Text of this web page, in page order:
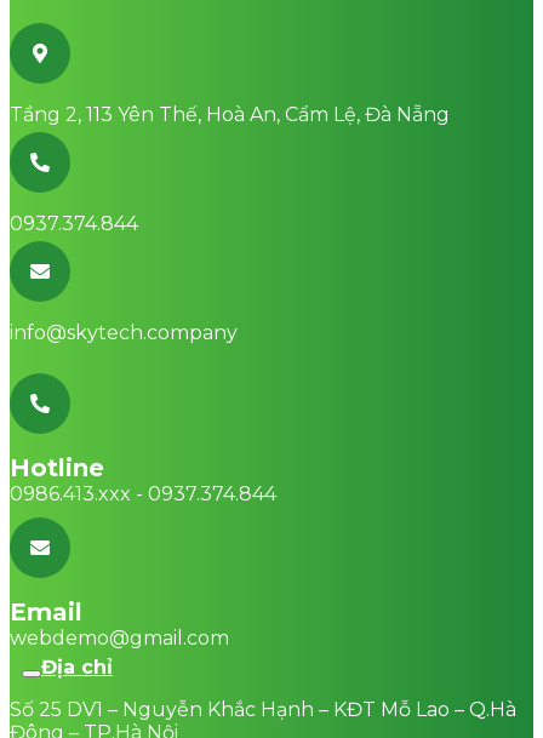
Tầng 2, 113 Yên Thế, Hoà An, Cẩm Lệ, Đà Nẵng
0937.374.844
info@skytech.company
Hotline
0986.413.xxx - 0937.374.844
Email
webdemo@gmail.com
Địa chỉ
Số 25 DV1 – Nguyễn Khắc Hạnh – KĐT Mỗ Lao – Q.Hà
Đông – TP.Hà Nội